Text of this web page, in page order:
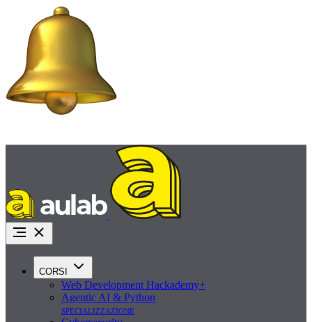
CORSI
Web Development Hackademy+
Agentic AI & Python
specializzazione